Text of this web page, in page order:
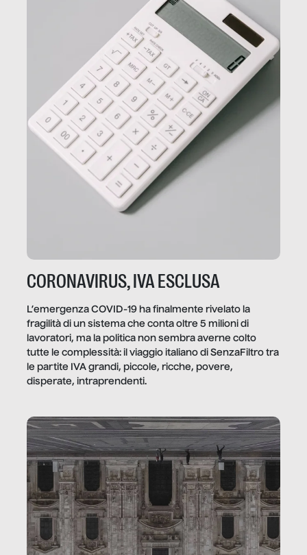
CORONAVIRUS, IVA ESCLUSA
L’emergenza COVID-19 ha finalmente rivelato la
fragilità di un sistema che conta oltre 5 milioni di
lavoratori, ma la politica non sembra averne colto
tutte le complessità: il viaggio italiano di SenzaFiltro tra
le partite IVA grandi, piccole, ricche, povere,
disperate, intraprendenti.